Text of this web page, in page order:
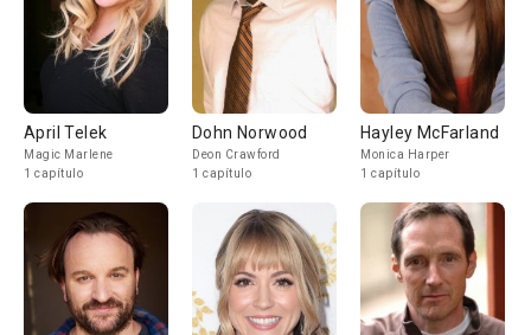
April Telek
Magic Marlene
1 capítulo
Dohn Norwood
Deon Crawford
1 capítulo
Hayley McFarland
Monica Harper
1 capítulo